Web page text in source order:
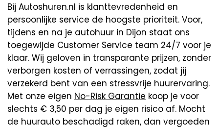
Bij Autoshuren.nl is klanttevredenheid en
persoonlijke service de hoogste prioriteit. Voor,
tijdens en na je autohuur in Dijon staat ons
toegewijde Customer Service team 24/7 voor je
klaar. Wij geloven in transparante prijzen, zonder
verborgen kosten of verrassingen, zodat jij
verzekerd bent van een stressvrije huurervaring.
Met onze eigen No-Risk Garantie koop je voor
slechts € 3,50 per dag je eigen risico af. Mocht
de huurauto beschadigd raken, dan vergoeden